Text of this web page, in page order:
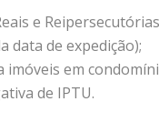
e
data de expedição);
em
de IPTU.